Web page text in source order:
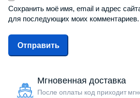
Сохранить моё имя, email и адрес
для последующих моих комментариев.
Мгновенная доставка
После оплаты код приходит